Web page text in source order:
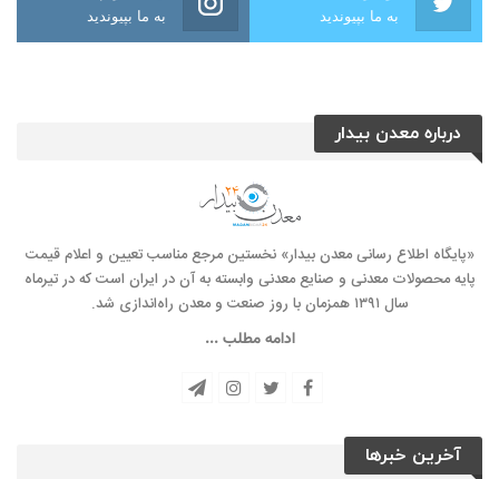
به ما بپیوندید به ما بپیوندید
درباره معدن بیدار
«پایگاه اطلاع رسانی معدن بیدار» نخستین مرجع مناسب تعیین و اعلام قیمت
پایه محصولات معدنی و صنایع معدنی وابسته به آن در ایران است که در تیرماه
سال ۱۳۹۱ همزمان با روز صنعت و معدن راه‌‌اندازی شد.
ادامه مطلب ...
آخرین خبرها